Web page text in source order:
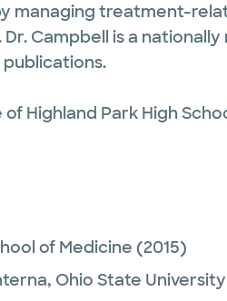
managing treatment-
Campbell is a
Highland Park High
of Medicine (2015)
Ohio State